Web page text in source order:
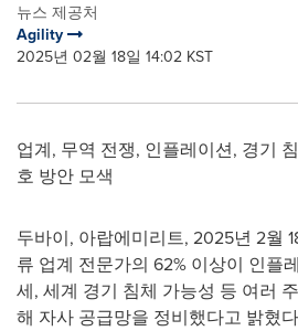
뉴스 제공처
Agility
2025년 02월 18일 14:02 KST
업계, 무역 전쟁, 인플레이션, 경기
호 방안 모색
두바이, 아랍에미리트, 2025년 2월
류 업계 전문가의 62% 이상이 인플
세, 세계 경기 침체 가능성 등 여러
해 자사 공급망을 정비했다고 밝혔